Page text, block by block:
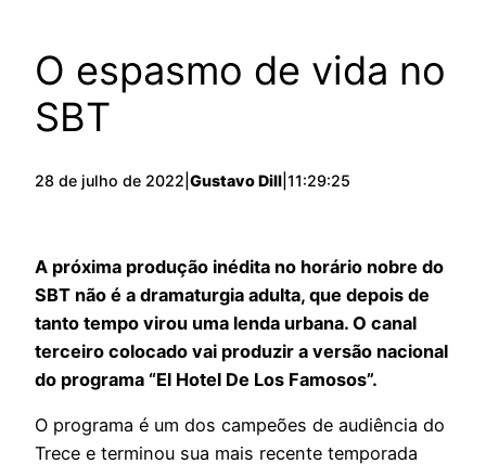
O espasmo de vida no
SBT
28 de julho de 2022 Gustavo Dill 11:29:25
A próxima produção inédita no horário nobre do
SBT não é a dramaturgia adulta, que depois de
tanto tempo virou uma lenda urbana. O canal
terceiro colocado vai produzir a versão nacional
do programa “El Hotel De Los Famosos”.
O programa é um dos campeões de audiência do
Trece e terminou sua mais recente temporada